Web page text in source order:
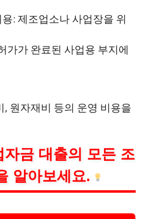
: 제조업소나 사업장을 위
가가 완료된 사업용 부지에
, 원자재비 등의 운영 비용을
자금 대출의 모든 조
알아보세요.